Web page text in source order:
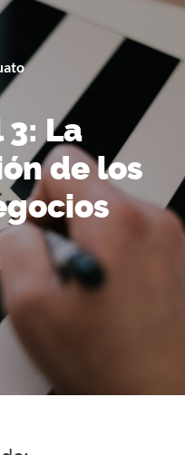
La
de los
By Universidad de